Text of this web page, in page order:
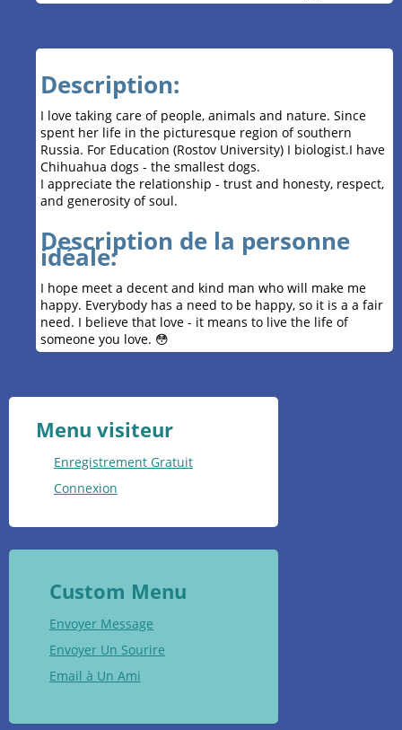
Description:
I love taking care of people, animals and nature. Since
spent her life in the picturesque region of southern
Russia. For Education (Rostov University) I biologist.I have
Chihuahua dogs - the smallest dogs.
I appreciate the relationship - trust and honesty, respect,
and generosity of soul.
Description de la personne
idéale:
I hope meet a decent and kind man who will make me
happy. Everybody has a need to be happy, so it is a a fair
need. I believe that love - it means to live the life of
someone you love. 😳
Menu visiteur
Enregistrement Gratuit
Connexion
Custom Menu
Envoyer Message
Envoyer Un Sourire
Email à Un Ami